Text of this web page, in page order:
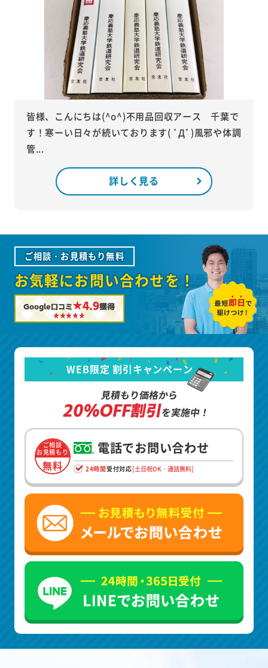
皆様、こんにちは(^o^)不用品回収アース 千葉で
す！寒ーい日々が続いております( ﾟДﾟ)風邪や体調
管...
詳しく見る
ご相談・お見積もり無料
お気軽にお問い合わせを！
Google口コミ★4.9獲得
WEB限定 割引キャンペーン
見積もり価格から
20%OFF割引を実施中！
ご相談
お見積もり
無料
電話でお問い合わせ
24時間受付対応[土日祝OK・通話無料]